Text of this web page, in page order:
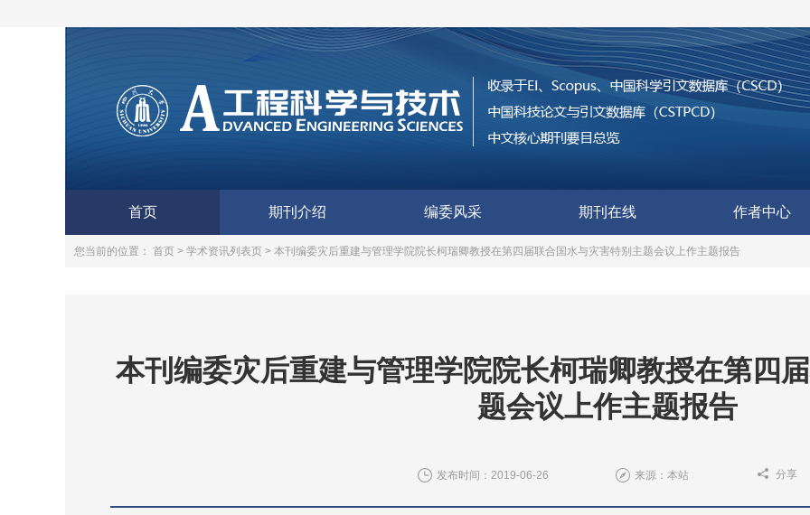
首页 期刊介绍 编委风采 期刊在线 作者中心
您当前的位置： 首页 > 学术资讯列表页 > 本刊编委灾后重建与管理学院院长柯瑞卿教授在第四届联合国水与灾害特别主题会议上作主题报告
本刊编委灾后重建与管理学院院长柯瑞卿教授在第四
题会议上作主题报告
发布时间：2019-06-26 来源：本站 分享